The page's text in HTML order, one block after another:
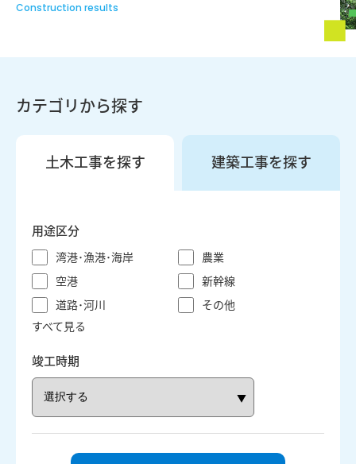
採用情報
協力会社の皆様へ
サイトマップ
Construction results
カテゴリから探す
土木工事を探す 建築工事を探す
用途区分
湾港･漁港･海岸
農業
空港
新幹線
道路･河川
その他
すべて見る
竣工時期